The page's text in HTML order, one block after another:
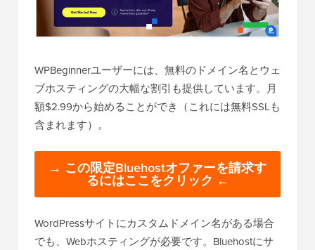
WPBeginnerユーザーには、無料のドメイン名とウェ
ブホスティングの大幅な割引も提供しています。月
額$2.99から始めることができ（これには無料SSLも
含まれます）。
→ この限定Bluehostオファーを請求す
るにはここをクリック ←
WordPressサイトにカスタムドメイン名がある場合
でも、Webホスティングが必要です。Bluehostにサ